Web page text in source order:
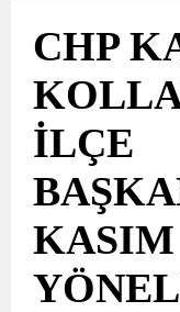
ULUSLARARASI
AÇIKLAMASI
CHP
İLÇE